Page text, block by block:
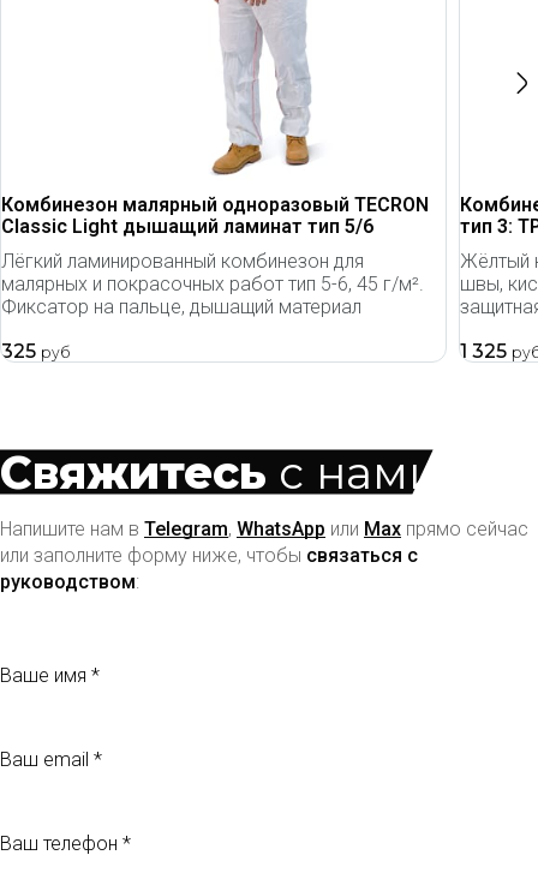
Комбинезон малярный одноразовый TECRON
Classic Light дышащий ламинат тип 5/6
Лёгкий ламинированный комбинезон для
малярных и покрасочных работ тип 5-6, 45 г/м².
Фиксатор на пальце, дышащий материал
325 руб
тип 3:
Жёлтый
швы,
1 325
Свяжитесь с нами
Напишите нам в Telegram, WhatsApp или Max прямо сейчас
или заполните форму ниже, чтобы связаться с
руководством: